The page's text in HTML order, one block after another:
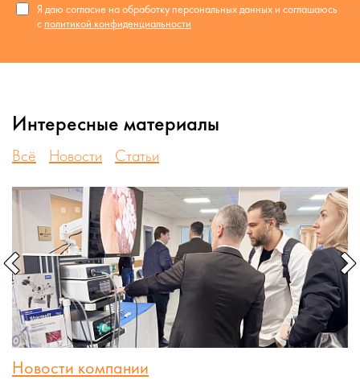
Я даю согласие на обработку персональных данных и соглашаюсь
с политикой конфиденциальности
Интересные материалы
Всё Новости Статьи
Новости компании